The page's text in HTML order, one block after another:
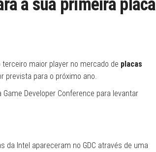
a sua primeira placa
maior player no mercado de placas
prevista para o próximo ano.
Developer Conference para levantar
da Intel apareceram no GDC através de uma